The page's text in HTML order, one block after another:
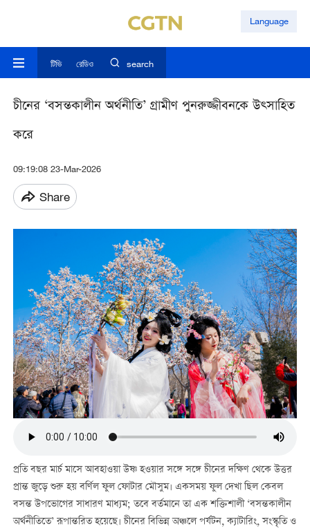
Language
টিভি রেডিও search
চীনের ‘বসন্তকালীন অর্থনীতি’ গ্রামীণ পুনরুজ্জীবনকে উত্সাহিত
করে
09:19:08 23-Mar-2026
Share
প্রতি বছর মার্চ মাসে আবহাওয়া উষ্ণ হওয়ার সঙ্গে সঙ্গে চীনের দক্ষিণ থেকে উত্তর
প্রান্ত জুড়ে শুরু হয় বর্ণিল ফুল ফোটার মৌসুম। একসময় ফুল দেখা ছিল কেবল
বসন্ত উপভোগের সাধারণ মাধ্যম; তবে বর্তমানে তা এক শক্তিশালী ‘বসন্তকালীন
অর্থনীতিতে’ রূপান্তরিত হয়েছে। চীনের বিভিন্ন অঞ্চলে পর্যটন, ক্যাটারিং, সংস্কৃতি ও